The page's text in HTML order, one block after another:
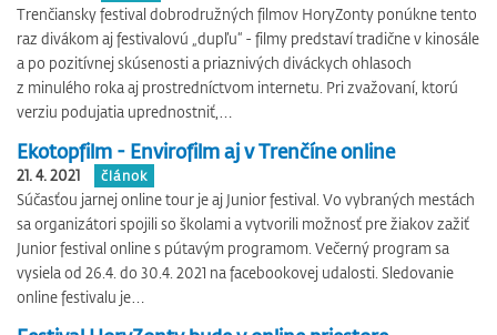
Trenčiansky festival dobrodružných filmov HoryZonty ponúkne tento
raz divákom aj festivalovú „dupľu“ - filmy predstaví tradične v kinosále
a po pozitívnej skúsenosti a priaznivých diváckych ohlasoch
z minulého roka aj prostredníctvom internetu. Pri zvažovaní, ktorú
verziu podujatia uprednostniť,…
Ekotopfilm - Envirofilm aj v Trenčíne online
21. 4. 2021 článok
Súčasťou jarnej online tour je aj Junior festival. Vo vybraných mestách
sa organizátori spojili so školami a vytvorili možnosť pre žiakov zažiť
Junior festival online s pútavým programom. Večerný program sa
vysiela od 26.4. do 30.4. 2021 na facebookovej udalosti. Sledovanie
online festivalu je…